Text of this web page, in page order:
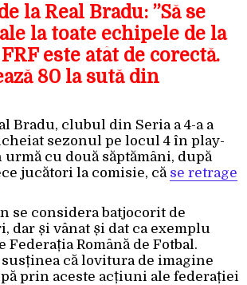
la Real Bradu: ”Să se
la toate echipele de la
este atât de corectă.
80 la sută din
Bradu, clubul din Seria a 4-a a
sezonul pe locul 4 în play-
urmă cu două săptămâni, după
jucători la comisie, că se retrage
se considera batjocorit de
dar și vânat și dat ca exemplu
Federația Română de Fotbal.
susținea că lovitura de imagine
prin aceste acțiuni ale federației